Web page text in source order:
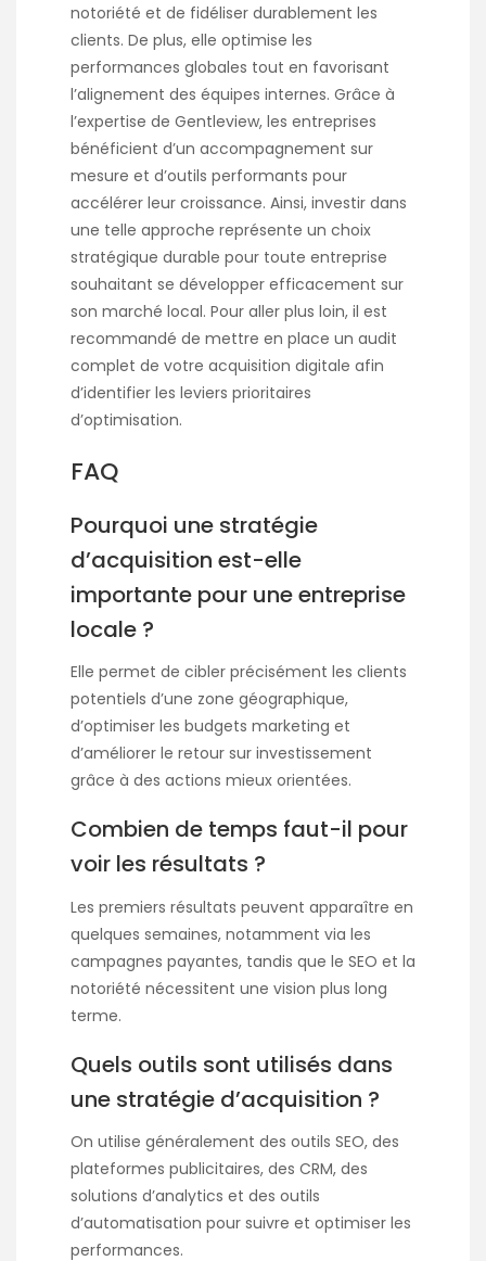
notoriété et de fidéliser durablement les
clients. De plus, elle optimise les
performances globales tout en favorisant
l’alignement des équipes internes. Grâce à
l’expertise de Gentleview, les entreprises
bénéficient d’un accompagnement sur
mesure et d’outils performants pour
accélérer leur croissance. Ainsi, investir dans
une telle approche représente un choix
stratégique durable pour toute entreprise
souhaitant se développer efficacement sur
son marché local. Pour aller plus loin, il est
recommandé de mettre en place un audit
complet de votre acquisition digitale afin
d’identifier les leviers prioritaires
d’optimisation.
FAQ
Pourquoi une stratégie
d’acquisition est-elle
importante pour une entreprise
locale ?
Elle permet de cibler précisément les clients
potentiels d’une zone géographique,
d’optimiser les budgets marketing et
d’améliorer le retour sur investissement
grâce à des actions mieux orientées.
Combien de temps faut-il pour
voir les résultats ?
Les premiers résultats peuvent apparaître en
quelques semaines, notamment via les
campagnes payantes, tandis que le SEO et la
notoriété nécessitent une vision plus long
terme.
Quels outils sont utilisés dans
une stratégie d’acquisition ?
On utilise généralement des outils SEO, des
plateformes publicitaires, des CRM, des
solutions d’analytics et des outils
d’automatisation pour suivre et optimiser les
performances.